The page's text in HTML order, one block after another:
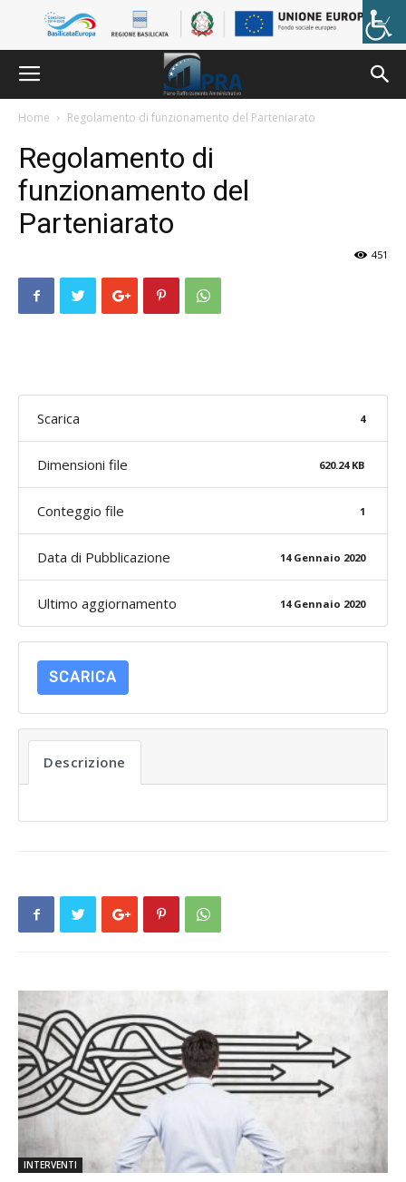
content
Home Regolamento di funzionamento del Parteniarato
Regolamento di
funzionamento del
Parteniarato
451
Scarica 4
Dimensioni file 620.24 KB
Conteggio file 1
Data di Pubblicazione 14 Gennaio 2020
Ultimo aggiornamento 14 Gennaio 2020
SCARICA
Descrizione
INTERVENTI